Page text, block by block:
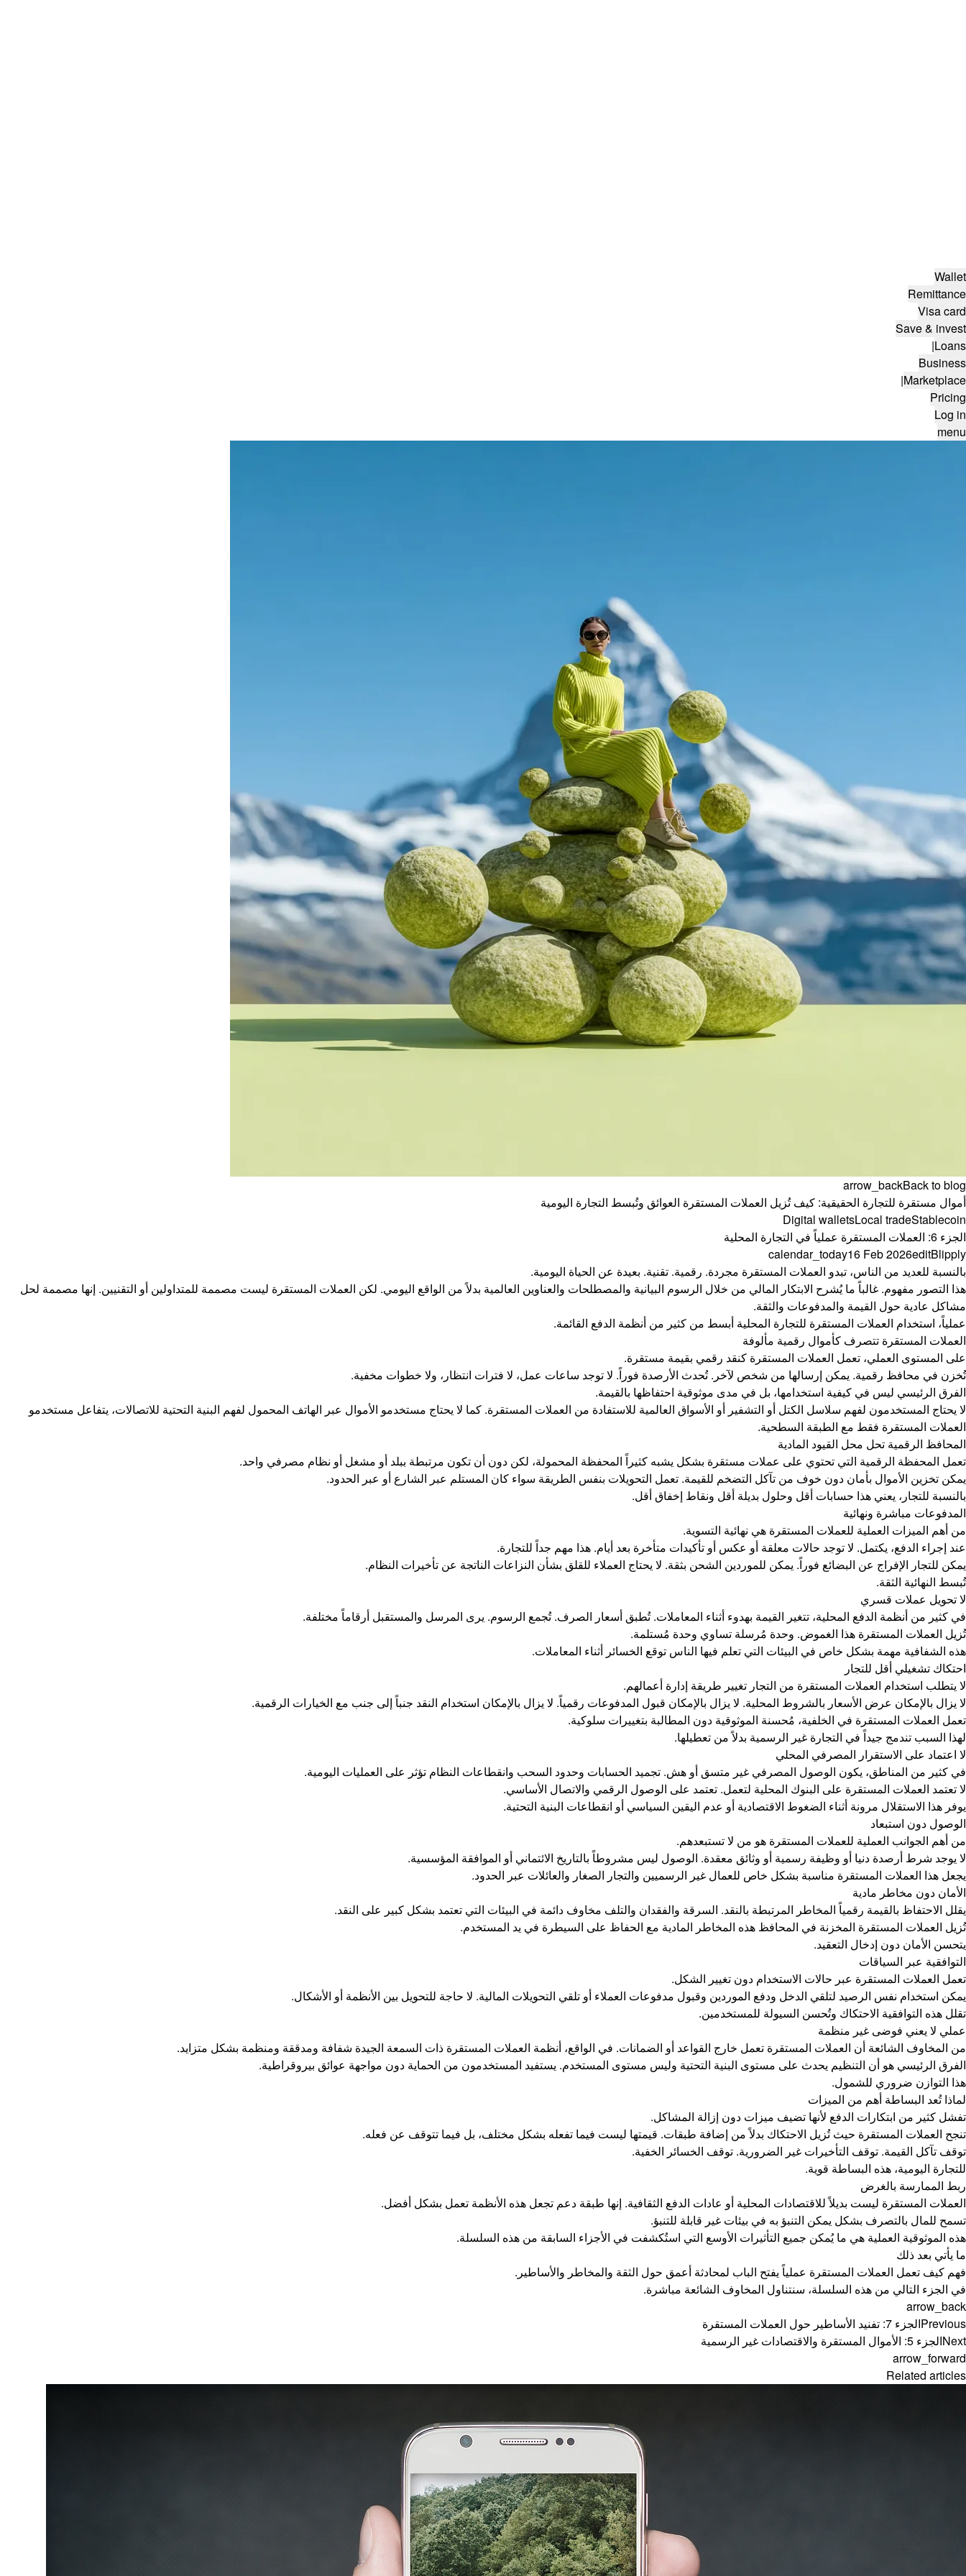
Wallet
Remittance
Visa card
Save & invest
Loans
|
Business
Marketplace
|
Pricing
Log in
menu
arrow_backBack to blog
أموال مستقرة للتجارة الحقيقية: كيف تُزيل العملات المستقرة العوائق وتُبسط التجارة اليومية
Digital walletsLocal tradeStablecoin
الجزء 6: العملات المستقرة عملياً في التجارة المحلية
calendar_today16 Feb 2026editBlipply
بالنسبة للعديد من الناس، تبدو العملات المستقرة مجردة. رقمية. تقنية. بعيدة عن الحياة اليومية.
هذا التصور مفهوم. غالباً ما يُشرح الابتكار المالي من خلال الرسوم البيانية والمصطلحات والعناوين العالمية بدلاً من الواقع اليومي. لكن العملات المستقرة ليست مصممة للمتداولين أو التقنيين. إنها مصممة لحل
مشاكل عادية حول القيمة والمدفوعات والثقة.
عملياً، استخدام العملات المستقرة للتجارة المحلية أبسط من كثير من أنظمة الدفع القائمة.
العملات المستقرة تتصرف كأموال رقمية مألوفة
على المستوى العملي، تعمل العملات المستقرة كنقد رقمي بقيمة مستقرة.
تُخزن في محافظ رقمية. يمكن إرسالها من شخص لآخر. تُحدث الأرصدة فوراً. لا توجد ساعات عمل، لا فترات انتظار، ولا خطوات مخفية.
الفرق الرئيسي ليس في كيفية استخدامها، بل في مدى موثوقية احتفاظها بالقيمة.
لا يحتاج المستخدمون لفهم سلاسل الكتل أو التشفير أو الأسواق العالمية للاستفادة من العملات المستقرة. كما لا يحتاج مستخدمو الأموال عبر الهاتف المحمول لفهم البنية التحتية للاتصالات، يتفاعل مستخدمو
العملات المستقرة فقط مع الطبقة السطحية.
المحافظ الرقمية تحل محل القيود المادية
تعمل المحفظة الرقمية التي تحتوي على عملات مستقرة بشكل يشبه كثيراً المحفظة المحمولة، لكن دون أن تكون مرتبطة ببلد أو مشغل أو نظام مصرفي واحد.
يمكن تخزين الأموال بأمان دون خوف من تآكل التضخم للقيمة. تعمل التحويلات بنفس الطريقة سواء كان المستلم عبر الشارع أو عبر الحدود.
بالنسبة للتجار، يعني هذا حسابات أقل وحلول بديلة أقل ونقاط إخفاق أقل.
المدفوعات مباشرة ونهائية
من أهم الميزات العملية للعملات المستقرة هي نهائية التسوية.
عند إجراء الدفع، يكتمل. لا توجد حالات معلقة أو عكس أو تأكيدات متأخرة بعد أيام. هذا مهم جداً للتجارة.
يمكن للتجار الإفراج عن البضائع فوراً. يمكن للموردين الشحن بثقة. لا يحتاج العملاء للقلق بشأن النزاعات الناتجة عن تأخيرات النظام.
تُبسط النهائية الثقة.
لا تحويل عملات قسري
في كثير من أنظمة الدفع المحلية، تتغير القيمة بهدوء أثناء المعاملات. تُطبق أسعار الصرف. تُجمع الرسوم. يرى المرسل والمستقبل أرقاماً مختلفة.
تُزيل العملات المستقرة هذا الغموض. وحدة مُرسلة تساوي وحدة مُستلمة.
هذه الشفافية مهمة بشكل خاص في البيئات التي تعلم فيها الناس توقع الخسائر أثناء المعاملات.
احتكاك تشغيلي أقل للتجار
لا يتطلب استخدام العملات المستقرة من التجار تغيير طريقة إدارة أعمالهم.
لا يزال بالإمكان عرض الأسعار بالشروط المحلية. لا يزال بالإمكان قبول المدفوعات رقمياً. لا يزال بالإمكان استخدام النقد جنباً إلى جنب مع الخيارات الرقمية.
تعمل العملات المستقرة في الخلفية، مُحسنة الموثوقية دون المطالبة بتغييرات سلوكية.
لهذا السبب تندمج جيداً في التجارة غير الرسمية بدلاً من تعطيلها.
لا اعتماد على الاستقرار المصرفي المحلي
في كثير من المناطق، يكون الوصول المصرفي غير متسق أو هش. تجميد الحسابات وحدود السحب وانقطاعات النظام تؤثر على العمليات اليومية.
لا تعتمد العملات المستقرة على البنوك المحلية لتعمل. تعتمد على الوصول الرقمي والاتصال الأساسي.
يوفر هذا الاستقلال مرونة أثناء الضغوط الاقتصادية أو عدم اليقين السياسي أو انقطاعات البنية التحتية.
الوصول دون استبعاد
من أهم الجوانب العملية للعملات المستقرة هو من لا تستبعدهم.
لا يوجد شرط أرصدة دنيا أو وظيفة رسمية أو وثائق معقدة. الوصول ليس مشروطاً بالتاريخ الائتماني أو الموافقة المؤسسية.
يجعل هذا العملات المستقرة مناسبة بشكل خاص للعمال غير الرسميين والتجار الصغار والعائلات عبر الحدود.
الأمان دون مخاطر مادية
يقلل الاحتفاظ بالقيمة رقمياً المخاطر المرتبطة بالنقد. السرقة والفقدان والتلف مخاوف دائمة في البيئات التي تعتمد بشكل كبير على النقد.
تُزيل العملات المستقرة المخزنة في المحافظ هذه المخاطر المادية مع الحفاظ على السيطرة في يد المستخدم.
يتحسن الأمان دون إدخال التعقيد.
التوافقية عبر السياقات
تعمل العملات المستقرة عبر حالات الاستخدام دون تغيير الشكل.
يمكن استخدام نفس الرصيد لتلقي الدخل ودفع الموردين وقبول مدفوعات العملاء أو تلقي التحويلات المالية. لا حاجة للتحويل بين الأنظمة أو الأشكال.
تقلل هذه التوافقية الاحتكاك وتُحسن السيولة للمستخدمين.
عملي لا يعني فوضى غير منظمة
من المخاوف الشائعة أن العملات المستقرة تعمل خارج القواعد أو الضمانات. في الواقع، أنظمة العملات المستقرة ذات السمعة الجيدة شفافة ومدققة ومنظمة بشكل متزايد.
الفرق الرئيسي هو أن التنظيم يحدث على مستوى البنية التحتية وليس مستوى المستخدم. يستفيد المستخدمون من الحماية دون مواجهة عوائق بيروقراطية.
هذا التوازن ضروري للشمول.
لماذا تُعد البساطة أهم من الميزات
تفشل كثير من ابتكارات الدفع لأنها تضيف ميزات دون إزالة المشاكل.
تنجح العملات المستقرة حيث تُزيل الاحتكاك بدلاً من إضافة طبقات. قيمتها ليست فيما تفعله بشكل مختلف، بل فيما تتوقف عن فعله.
توقف تآكل القيمة. توقف التأخيرات غير الضرورية. توقف الخسائر الخفية.
للتجارة اليومية، هذه البساطة قوية.
ربط الممارسة بالغرض
العملات المستقرة ليست بديلاً للاقتصادات المحلية أو عادات الدفع الثقافية. إنها طبقة دعم تجعل هذه الأنظمة تعمل بشكل أفضل.
تسمح للمال بالتصرف بشكل يمكن التنبؤ به في بيئات غير قابلة للتنبؤ.
هذه الموثوقية العملية هي ما يُمكن جميع التأثيرات الأوسع التي استُكشفت في الأجزاء السابقة من هذه السلسلة.
ما يأتي بعد ذلك
فهم كيف تعمل العملات المستقرة عملياً يفتح الباب لمحادثة أعمق حول الثقة والمخاطر والأساطير.
في الجزء التالي من هذه السلسلة، سنتناول المخاوف الشائعة مباشرة.
arrow_back
Previousالجزء 7: تفنيد الأساطير حول العملات المستقرة
Nextالجزء 5: الأموال المستقرة والاقتصادات غير الرسمية
arrow_forward
Related articles